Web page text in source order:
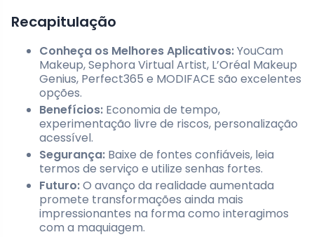
Recapitulação
Conheça os Melhores Aplicativos:YouCam
Makeup, Sephora Virtual Artist, L’Oréal Makeup
Genius, Perfect365 e MODIFACE são excelentes
opções.
Benefícios: Economia de tempo,
experimentação livre de riscos, personalização
acessível.
Segurança: Baixe de fontes confiáveis, leia
termos de serviço e utilize senhas fortes.
Futuro:O avanço da realidade aumentada
promete transformações ainda mais
impressionantes na forma como interagimos
com a maquiagem.